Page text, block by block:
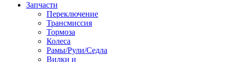
Запчасти
Переключение
Трансмиссия
Тормоза
Колеса
Рамы/Рули/Седла
Вилки и